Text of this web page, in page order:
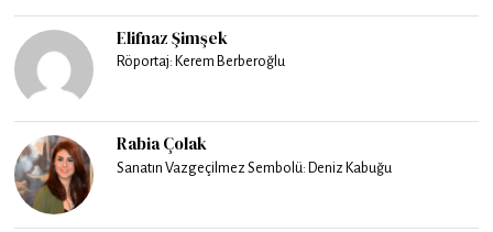
Elifnaz Şimşek
Röportaj: Kerem Berberoğlu
Rabia Çolak
Sanatın Vazgeçilmez Sembolü: Deniz Kabuğu